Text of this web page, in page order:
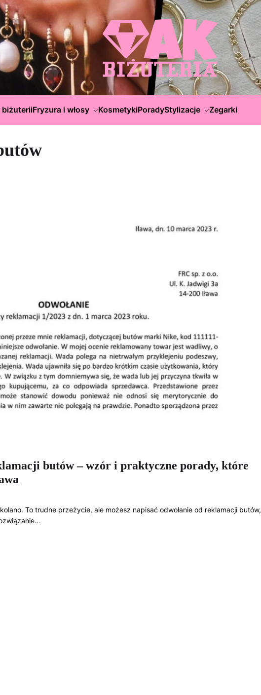
biżuteriiFryzura i włosy KosmetykiPoradyStylizacje Zegarki
butów – wzór i praktyczne porady, które
To trudne przeżycie, ale możesz napisać odwołanie od reklamacji butów,